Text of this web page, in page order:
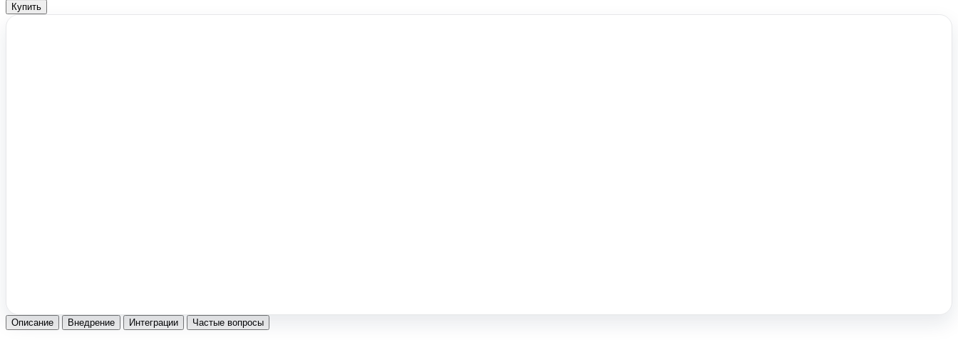
Купить
Описание Внедрение Интеграции Частые вопросы